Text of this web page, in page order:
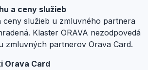
a ceny služieb
ceny služieb u zmluvného partnera
Klaster ORAVA nezodpovedá
zmluvných partnerov Orava Card.
Orava Card